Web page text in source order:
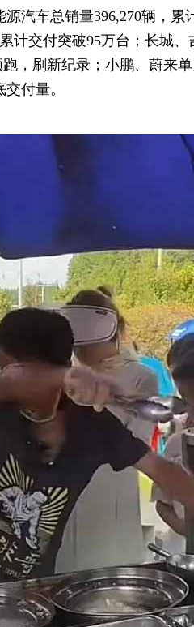
汽车总销量396,270辆，累
计交付突破95万台；长城
，刷新纪录；小鹏、蔚来
付量。